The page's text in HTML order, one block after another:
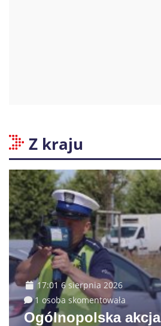
Z kraju
17:01 6 sierpnia 2026
1 osoba skomentowała
Ogólnopolska akcja